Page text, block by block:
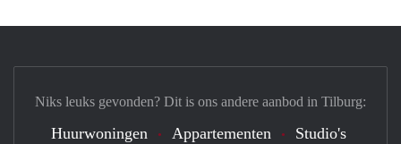
Niks leuks gevonden? Dit is ons andere aanbod in Tilburg:
Huurwoningen Appartementen Studio's